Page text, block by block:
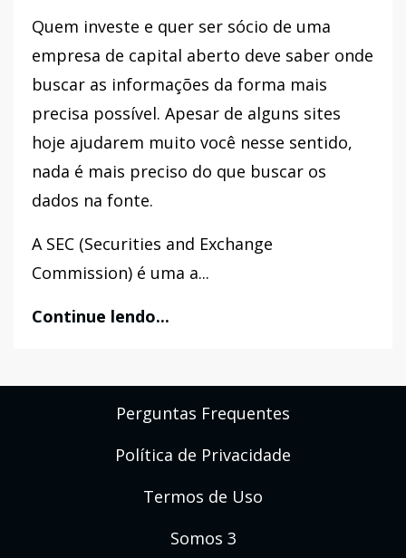
Quem investe e quer ser sócio de uma
empresa de capital aberto deve saber onde
buscar as informações da forma mais
precisa possível. Apesar de alguns sites
hoje ajudarem muito você nesse sentido,
nada é mais preciso do que buscar os
dados na fonte.
A SEC (Securities and Exchange
Commission) é uma a...
Continue lendo...
Perguntas Frequentes
Política de Privacidade
Termos de Uso
Somos 3